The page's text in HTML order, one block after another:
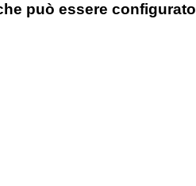
può essere configurato